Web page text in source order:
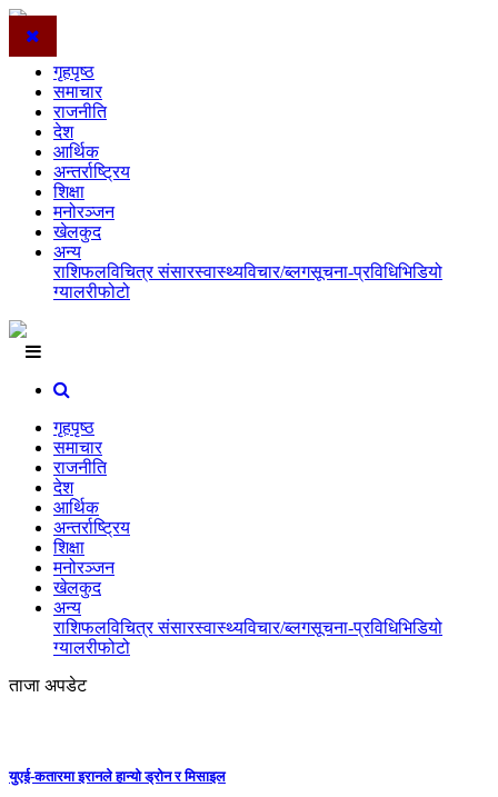
गृहपृष्ठ
समाचार
राजनीति
देश
आर्थिक
अन्तर्राष्ट्रिय
शिक्षा
मनोरञ्जन
खेलकुद
अन्य
राशिफलविचित्र संसारस्वास्थ्यविचार/ब्लगसूचना-प्रविधिभिडियो
ग्यालरीफोटो
गृहपृष्ठ
समाचार
राजनीति
देश
आर्थिक
अन्तर्राष्ट्रिय
शिक्षा
मनोरञ्जन
खेलकुद
अन्य
राशिफलविचित्र संसारस्वास्थ्यविचार/ब्लगसूचना-प्रविधिभिडियो
ग्यालरीफोटो
ताजा अपडेट
युएई-कतारमा इरानले हान्यो ड्रोन र मिसाइल